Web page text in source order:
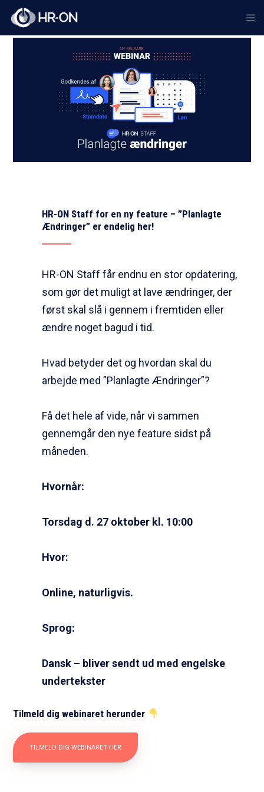
HR-ON Staff for en ny feature – ”Planlagte
Ændringer” er endelig her!
HR-ON Staff får endnu en stor opdatering,
som gør det muligt at lave ændringer, der
først skal slå i gennem i fremtiden eller
ændre noget bagud i tid.
Hvad betyder det og hvordan skal du
arbejde med ”Planlagte Ændringer”?
Få det hele af vide, når vi sammen
gennemgår den nye feature sidst på
måneden.
Hvornår:
Torsdag d. 27 oktober kl. 10:00
Hvor:
Online, naturligvis.
Sprog:
Dansk – bliver sendt ud med engelske
undertekster
Tilmeld dig webinaret herunder
TILMELD DIG WEBINARET HER